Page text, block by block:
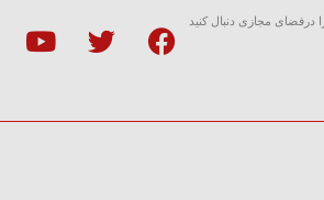
درفضای مجازی دنبال کنید